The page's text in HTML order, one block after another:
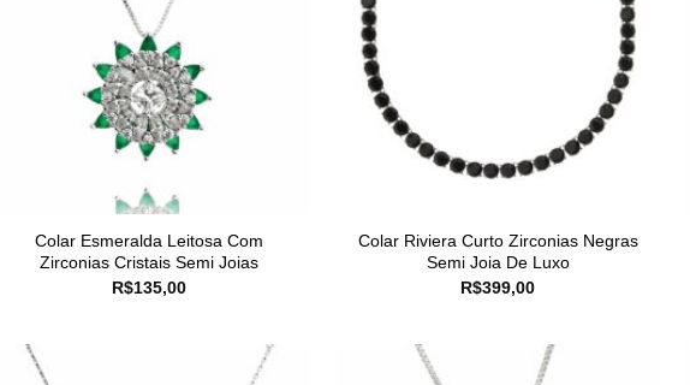
Colar Esmeralda Leitosa Com
Zirconias Cristais Semi Joias
R$135,00
Colar Riviera Curto Zirconias Negras
Semi Joia De Luxo
R$399,00